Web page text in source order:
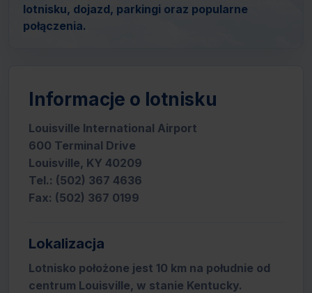
lotnisku, dojazd, parkingi oraz popularne
połączenia.
Informacje o lotnisku
Louisville International Airport
600 Terminal Drive
Louisville, KY 40209
Tel.: (502) 367 4636
Fax: (502) 367 0199
Lokalizacja
Lotnisko położone jest 10 km na południe od
centrum Louisville, w stanie Kentucky.